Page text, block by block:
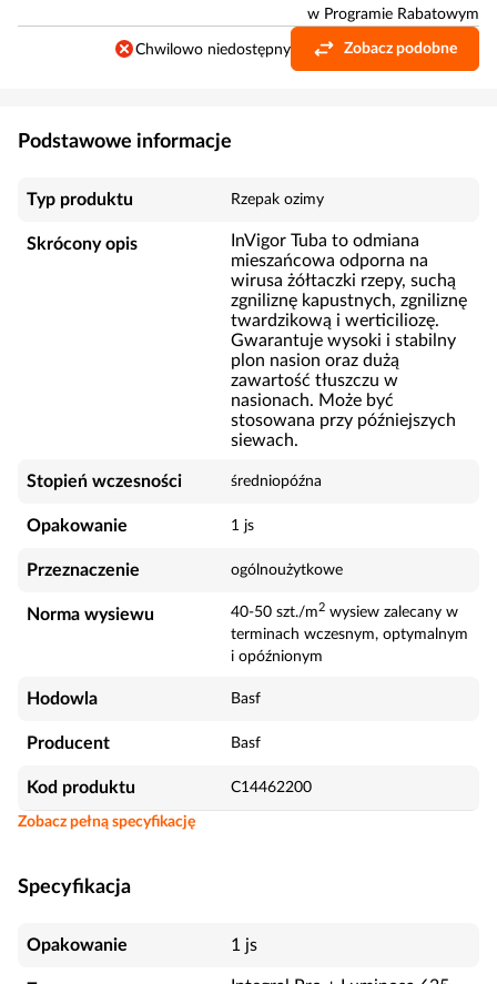
w Programie Rabatowym
Chwilowo niedostępny Zobacz podobne
Podstawowe informacje
Typ produktu Rzepak ozimy
Skrócony opis
InVigor Tuba to odmiana
mieszańcowa odporna na
wirusa żółtaczki rzepy, suchą
zgniliznę kapustnych, zgniliznę
twardzikową i werticiliozę.
Gwarantuje wysoki i stabilny
plon nasion oraz dużą
zawartość tłuszczu w
nasionach. Może być
stosowana przy późniejszych
siewach.
Stopień wczesności średniopóźna
Opakowanie 1 js
Przeznaczenie ogólnoużytkowe
Norma wysiewu 40-50 szt./m2 wysiew zalecany w
terminach wczesnym, optymalnym
i opóźnionym
Hodowla Basf
Producent Basf
Kod produktu C14462200
Zobacz pełną specyfikację
Specyfikacja
Opakowanie 1 js